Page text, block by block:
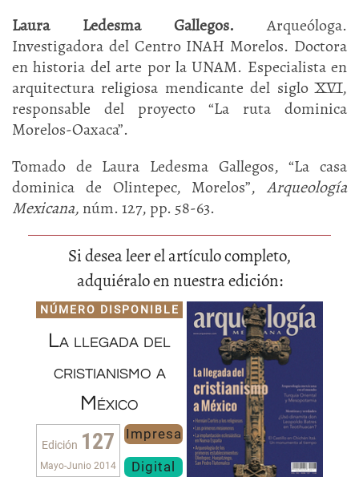
Laura Ledesma Gallegos.Arqueóloga.
Investigadora del Centro INAH Morelos. Doctora
en historia del arte por la UNAM. Especialista en
arquitectura religiosa mendicante del siglo XVI,
responsable del proyecto “La ruta dominica
Morelos-Oaxaca”.
Tomado de Laura Ledesma Gallegos, “La casa
dominica de Olintepec, Morelos”, Arqueología
Mexicana, núm. 127, pp. 58-63.
Si desea leer el artículo completo,
adquiéralo en nuestra edición:
NÚMERO DISPONIBLE
La llegada del
cristianismo a
México
Edición 127
Mayo-Junio 2014
Impresa
Digital